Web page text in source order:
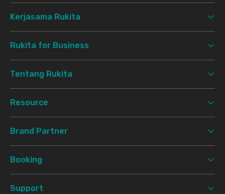
Kerjasama Rukita
Rukita for Business
Tentang Rukita
Resource
Brand Partner
Booking
Support